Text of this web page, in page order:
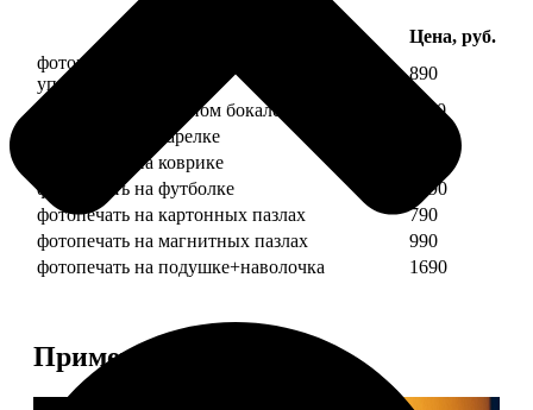
Цена, руб.
фотопечать на кружке + подарочная
упаковка
890
фотопечать на пивном бокале
1190
фотопечать на тарелке
фотопечать на коврике
фотопечать на футболке
1490
фотопечать на картонных пазлах
790
фотопечать на магнитных пазлах
990
фотопечать на подушке+наволочка
1690
Примеры работ